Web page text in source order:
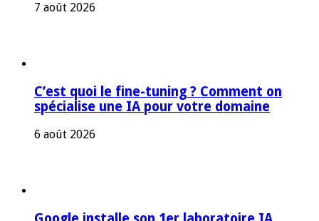
7 août 2026
C’est quoi le fine-tuning ? Comment on
spécialise une IA pour votre domaine
6 août 2026